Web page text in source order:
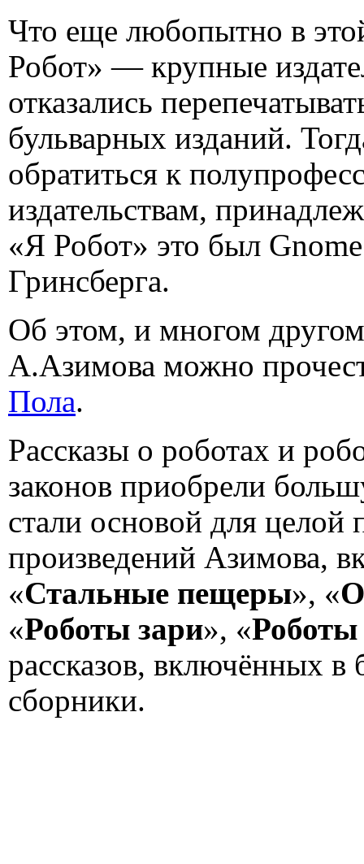
Что еще любопытно в
Робот» — крупные
отказались
бульварных изданий.
обратиться к
издательствам,
«Я Робот» это был
Гринсберга.
Об этом, и многом
А.Азимова можно
Пола.
Рассказы о роботах и
законов приобрели
стали основой для
произведений Азимова,
«Стальные пещеры», «
«Роботы зари», «
рассказов, включённых в
сборники.